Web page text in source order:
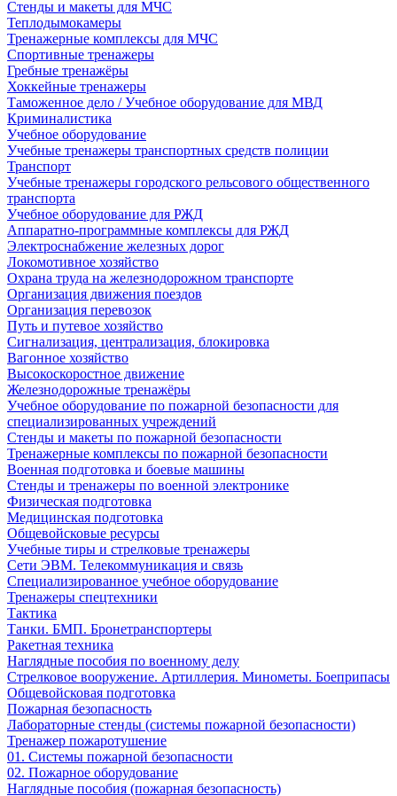
Стенды и макеты для МЧС
Теплодымокамеры
Тренажерные комплексы для МЧС
Спортивные тренажеры
Гребные тренажёры
Хоккейные тренажеры
Таможенное дело / Учебное оборудование для МВД
Криминалистика
Учебное оборудование
Учебные тренажеры транспортных средств полиции
Транспорт
Учебные тренажеры городского рельсового общественного
транспорта
Учебное оборудование для РЖД
Аппаратно-программные комплексы для РЖД
Электроснабжение железных дорог
Локомотивное хозяйство
Охрана труда на железнодорожном транспорте
Организация движения поездов
Организация перевозок
Путь и путевое хозяйство
Сигнализация, централизация, блокировка
Вагонное хозяйство
Высокоскоростное движение
Железнодорожные тренажёры
Учебное оборудование по пожарной безопасности для
специализированных учреждений
Стенды и макеты по пожарной безопасности
Тренажерные комплексы по пожарной безопасности
Военная подготовка и боевые машины
Стенды и тренажеры по военной электронике
Физическая подготовка
Медицинская подготовка
Общевойсковые ресурсы
Учебные тиры и стрелковые тренажеры
Сети ЭВМ. Телекоммуникация и связь
Специализированное учебное оборудование
Тренажеры спецтехники
Тактика
Танки. БМП. Бронетранспортеры
Ракетная техника
Наглядные пособия по военному делу
Стрелковое вооружение. Артиллерия. Минометы. Боеприпасы
Общевойсковая подготовка
Пожарная безопасность
Лабораторные стенды (системы пожарной безопасности)
Тренажер пожаротушение
01. Системы пожарной безопасности
02. Пожарное оборудование
Наглядные пособия (пожарная безопасность)